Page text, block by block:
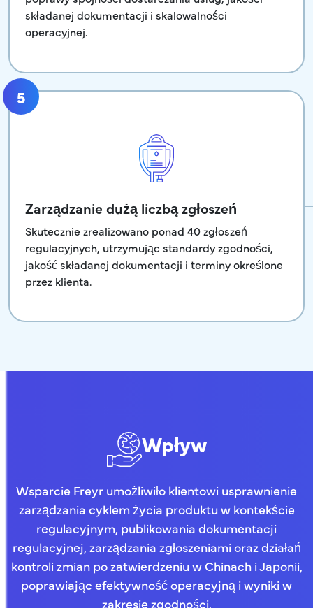
składanej dokumentacji i skalowalności
operacyjnej.
5
Zarządzanie dużą liczbą zgłoszeń
Skutecznie zrealizowano ponad 40 zgłoszeń
regulacyjnych, utrzymując standardy zgodności,
jakość składanej dokumentacji i terminy określone
przez klienta.
Wpływ
Wsparcie Freyr umożliwiło klientowi usprawnienie
zarządzania cyklem życia produktu w kontekście
regulacyjnym, publikowania dokumentacji
regulacyjnej, zarządzania zgłoszeniami oraz działań
kontroli zmian po zatwierdzeniu w Chinach i Japonii,
poprawiając efektywność operacyjną i wyniki w
zakresie zgodności.